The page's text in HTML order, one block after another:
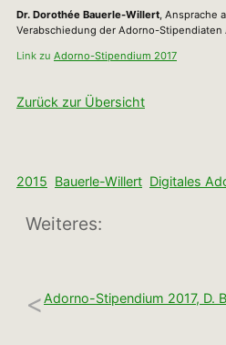
Dr. Dorothée Bauerle-Willert, Ansprache
Verabschiedung der Adorno-Stipendiaten
Link zu Adorno-Stipendium 2017
Zurück zur Übersicht
2015 Bauerle-Willert Digitales
Weiteres:
< Adorno-Stipendium 2017, D.